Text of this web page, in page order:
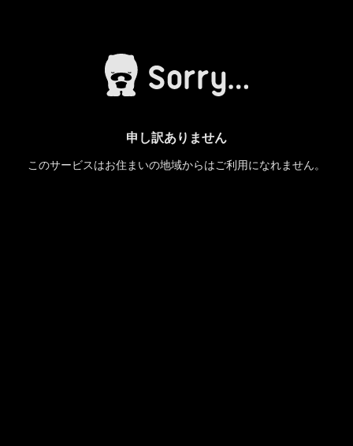
申し訳ありません
このサービスはお住まいの地域からはご利用になれません。